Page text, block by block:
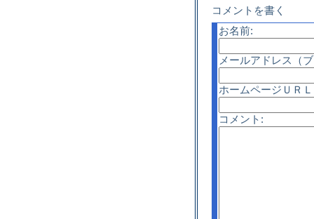
コメントを書く
お名前:
メールアドレス（
ホームページＵＲ
コメント: